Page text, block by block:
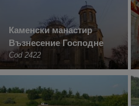
Каменски манастир
Възнесение Господне
Cod 2422